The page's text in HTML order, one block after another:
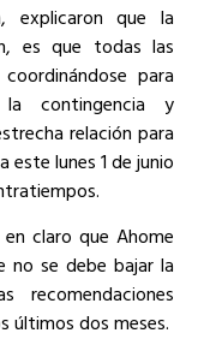
explicaron que la
es que todas las
para
contingencia y
relación para
este lunes 1 de junio
claro que Ahome
no se debe bajar la
recomendaciones
últimos dos meses.